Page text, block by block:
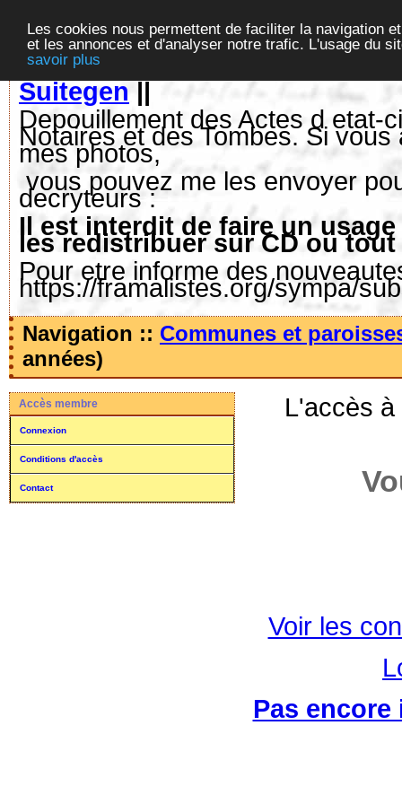
Les cookies nous permettent de faciliter la navigation
et les annonces et d'analyser notre trafic. L'usage du
savoir plus
Suitegen||
Depouillement des Actes d etat-
Notaires et des Tombes. Si
mes photos,
vous pouvez me les envoyer
decryteurs :
Il est interdit de faire un
les redistribuer sur CD ou
Pour etre informe des
https://framalistes.org/sympa/
Navigation :: Communes et
années)
Accès membre
Connexion
Conditions d'accès
Contact
L'accès
Voir les
Pas